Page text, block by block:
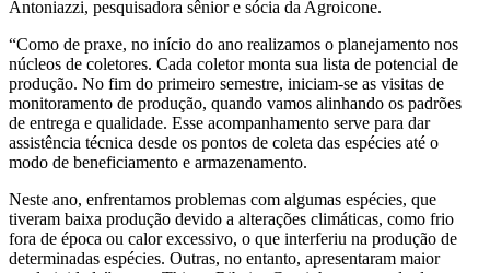
Antoniazzi, pesquisadora sênior e sócia da Agroicone.
“Como de praxe, no início do ano realizamos o planejamento nos
núcleos de coletores. Cada coletor monta sua lista de potencial de
produção. No fim do primeiro semestre, iniciam-se as visitas de
monitoramento de produção, quando vamos alinhando os padrões
de entrega e qualidade. Esse acompanhamento serve para dar
assistência técnica desde os pontos de coleta das espécies até o
modo de beneficiamento e armazenamento.
Neste ano, enfrentamos problemas com algumas espécies, que
tiveram baixa produção devido a alterações climáticas, como frio
fora de época ou calor excessivo, o que interferiu na produção de
determinadas espécies. Outras, no entanto, apresentaram maior